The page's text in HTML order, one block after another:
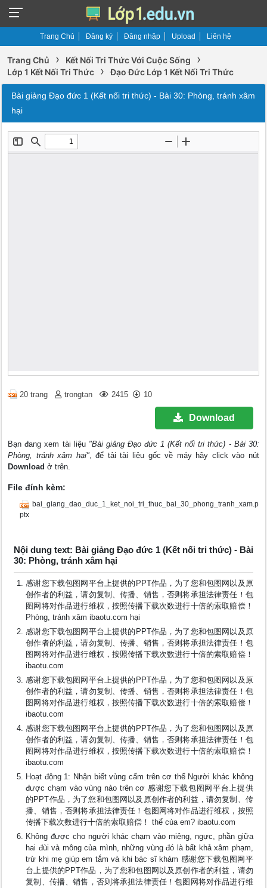
Trang Chủ Đăng ký Đăng nhập Upload Liên hệ
Trang Chủ › Kết Nối Tri Thức Với Cuộc Sống ›
Lớp 1 Kết Nối Tri Thức › Đạo Đức Lớp 1 Kết Nối Tri Thức
Bài giảng Đạo đức 1 (Kết nối tri thức) - Bài 30: Phòng, tránh xâm
hại
20 trang trongtan 2415 10
Download
Bạn đang xem tài liệu "Bài giảng Đạo đức 1 (Kết nối tri thức) - Bài 30:
Phòng, tránh xâm hại", để tải tài liệu gốc về máy hãy click vào nút
Download ở trên.
File đính kèm:
bai_giang_dao_duc_1_ket_noi_tri_thuc_bai_30_phong_tranh_xam.p
ptx
Nội dung text: Bài giảng Đạo đức 1 (Kết nối tri thức) - Bài
30: Phòng, tránh xâm hại
感谢您下载包图网平台上提供的PPT作品，为了您和包图网以及原
创作者的利益，请勿复制、传播、销售，否则将承担法律责任！包
图网将对作品进行维权，按照传播下载次数进行十倍的索取赔偿！
Phòng, tránh xâm ibaotu.com hại
感谢您下载包图网平台上提供的PPT作品，为了您和包图网以及原
创作者的利益，请勿复制、传播、销售，否则将承担法律责任！包
图网将对作品进行维权，按照传播下载次数进行十倍的索取赔偿！
ibaotu.com
感谢您下载包图网平台上提供的PPT作品，为了您和包图网以及原
创作者的利益，请勿复制、传播、销售，否则将承担法律责任！包
图网将对作品进行维权，按照传播下载次数进行十倍的索取赔偿！
ibaotu.com
感谢您下载包图网平台上提供的PPT作品，为了您和包图网以及原
创作者的利益，请勿复制、传播、销售，否则将承担法律责任！包
图网将对作品进行维权，按照传播下载次数进行十倍的索取赔偿！
ibaotu.com
Hoạt động 1: Nhận biết vùng cấm trên cơ thể Người khác không
được chạm vào vùng nào trên cơ 感谢您下载包图网平台上提供
的PPT作品，为了您和包图网以及原创作者的利益，请勿复制、传
播、销售，否则将承担法律责任！包图网将对作品进行维权，按照
传播下载次数进行十倍的索取赔偿！ thể của em? ibaotu.com
Không được cho người khác chạm vào miệng, ngực, phần giữa
hai đùi và mông của mình, những vùng đó là bất khả xâm phạm,
trừ khi mẹ giúp em tắm và khi bác sĩ khám 感谢您下载包图网平
台上提供的PPT作品，为了您和包图网以及原创作者的利益，请勿
复制、传播、销售，否则将承担法律责任！包图网将对作品进行维